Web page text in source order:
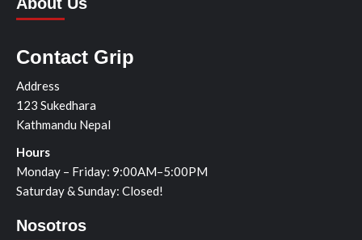
Contact Grip
Address
123 Sukedhara
Kathmandu Nepal
Hours
Monday – Friday: 9:00AM–5:00PM
Saturday & Sunday: Closed!
Nosotros